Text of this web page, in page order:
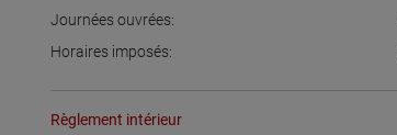
Journées ouvrées:
Horaires imposés:
Règlement intérieur